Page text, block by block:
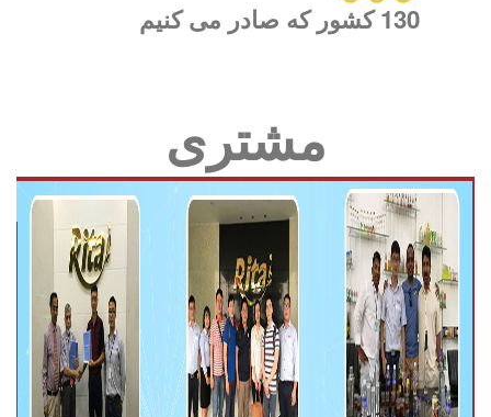
130 کشور که صادر می کنیم
مشتری